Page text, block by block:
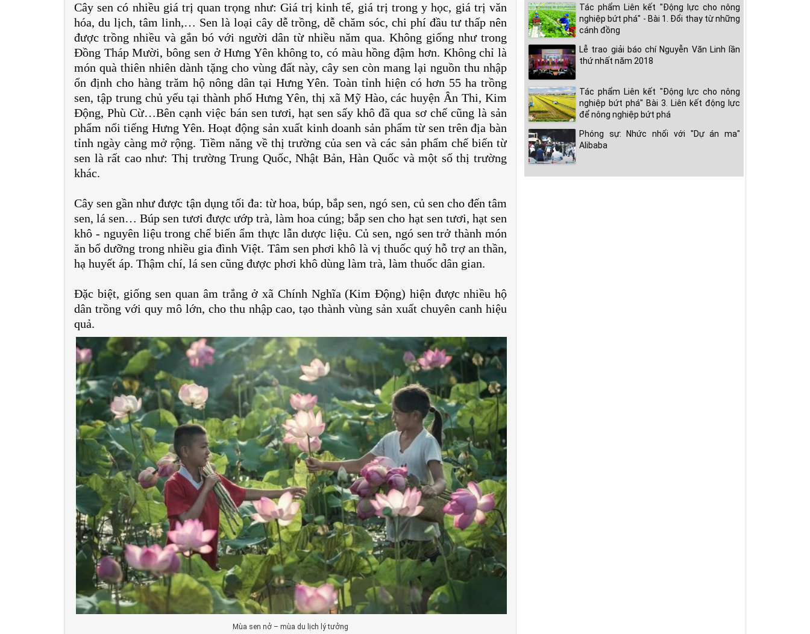
Cây sen có nhiều giá trị quan trọng như: Giá trị kinh tế, giá trị trong y học, giá trị văn
hóa, du lịch, tâm linh,… Sen là loại cây dễ trồng, dễ chăm sóc, chi phí đầu tư thấp nên
được trồng nhiều và gắn bó với người dân từ nhiều năm qua. Không giống như trong
Đồng Tháp Mười, bông sen ở Hưng Yên không to, có màu hồng đậm hơn. Không chỉ là
món quà thiên nhiên dành tặng cho vùng đất này, cây sen còn mang lại nguồn thu nhập
ổn định cho hàng trăm hộ nông dân tại Hưng Yên. Toàn tỉnh hiện có hơn 55 ha trồng
sen, tập trung chủ yếu tại thành phố Hưng Yên, thị xã Mỹ Hào, các huyện Ân Thi, Kim
Động, Phù Cừ…Bên cạnh việc bán sen tươi, hạt sen sấy khô đã qua sơ chế cũng là sản
phẩm nổi tiếng Hưng Yên. Hoạt động sản xuất kinh doanh sản phẩm từ sen trên địa bàn
tỉnh ngày càng mở rộng. Tiềm năng về thị trường của sen và các sản phẩm chế biến từ
sen là rất cao như: Thị trường Trung Quốc, Nhật Bản, Hàn Quốc và một số thị trường
khác.
Cây sen gần như được tận dụng tối đa: từ hoa, búp, bắp sen, ngó sen, củ sen cho đến tâm
sen, lá sen… Búp sen tươi được ướp trà, làm hoa cúng; bắp sen cho hạt sen tươi, hạt sen
khô - nguyên liệu trong chế biến ẩm thực lẫn dược liệu. Củ sen, ngó sen trở thành món
ăn bổ dưỡng trong nhiều gia đình Việt. Tâm sen phơi khô là vị thuốc quý hỗ trợ an thần,
hạ huyết áp. Thậm chí, lá sen cũng được phơi khô dùng làm trà, làm thuốc dân gian.
Đặc biệt, giống sen quan âm trắng ở xã Chính Nghĩa (Kim Động) hiện được nhiều hộ
dân trồng với quy mô lớn, cho thu nhập cao, tạo thành vùng sản xuất chuyên canh hiệu
quả.
Mùa sen nở – mùa du lịch lý tưởng
Tác phẩm Liên kết "Động lực cho nông
nghiệp bứt phá" - Bài 1. Đổi thay từ những
cánh đồng
Lễ trao giải báo chí Nguyễn Văn Linh lần
thứ nhất năm 2018
Tác phẩm Liên kết "Động lực cho nông
nghiệp bứt phá" Bài 3. Liên kết động lực
để nông nghiệp bứt phá
Phóng sự: Nhức nhối với "Dự án ma"
Alibaba